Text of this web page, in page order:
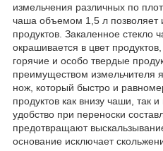
измельчения различных по
чаша объемом 1,5 л позволяет
продуктов. Закаленное стекло
окрашивается в цвет
горячие и особо твердые
преимуществом измельчителя
нож, который быстро и
продуктов как внизу чаши, так
удобство при переноски
предотвращают
основание исключает